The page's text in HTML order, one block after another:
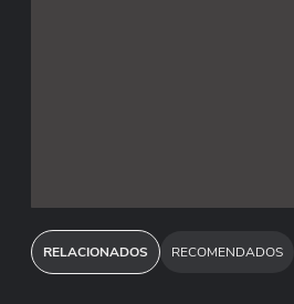
RELACIONADOS RECOMENDADOS